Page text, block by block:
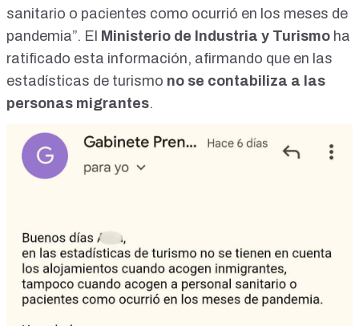
sanitario o pacientes como ocurrió en los meses de
pandemia”. El Ministerio de Industria y Turismo ha
ratificado esta información, afirmando que en las
estadísticas de turismo no se contabiliza a las
personas migrantes.